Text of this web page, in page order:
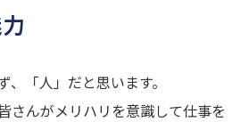
、「人」だと思います。
さんがメリハリを意識して仕事を